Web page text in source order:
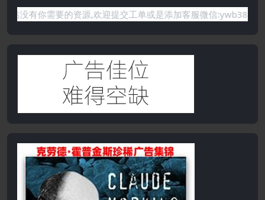
要的资源,欢迎提交工单或是添加客服微信:ywb386获取帮助！